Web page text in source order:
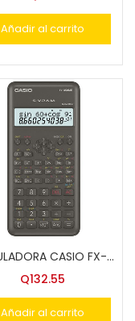
Añadir al carrito
CALCULADORA CASIO FX-350 MS CIENTIFICA
Q132.55
Añadir al carrito